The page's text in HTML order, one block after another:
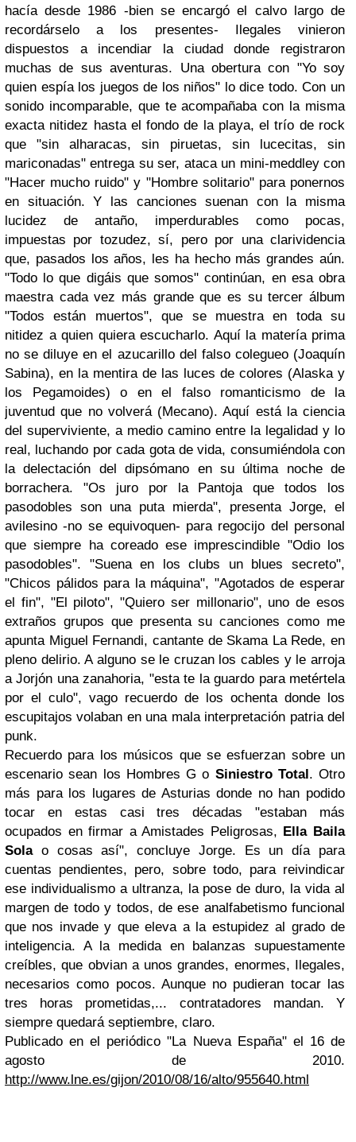
hacía desde 1986 -bien se encargó el calvo largo de
recordárselo a los presentes- Ilegales vinieron
dispuestos a incendiar la ciudad donde registraron
muchas de sus aventuras. Una obertura con "Yo soy
quien espía los juegos de los niños" lo dice todo. Con un
sonido incomparable, que te acompañaba con la misma
exacta nitidez hasta el fondo de la playa, el trío de rock
que "sin alharacas, sin piruetas, sin lucecitas, sin
mariconadas" entrega su ser, ataca un mini-meddley con
"Hacer mucho ruido" y "Hombre solitario" para ponernos
en situación. Y las canciones suenan con la misma
lucidez de antaño, imperdurables como pocas,
impuestas por tozudez, sí, pero por una clarividencia
que, pasados los años, les ha hecho más grandes aún.
"Todo lo que digáis que somos" continúan, en esa obra
maestra cada vez más grande que es su tercer álbum
"Todos están muertos", que se muestra en toda su
nitidez a quien quiera escucharlo. Aquí la matería prima
no se diluye en el azucarillo del falso colegueo (Joaquín
Sabina), en la mentira de las luces de colores (Alaska y
los Pegamoides) o en el falso romanticismo de la
juventud que no volverá (Mecano). Aquí está la ciencia
del superviviente, a medio camino entre la legalidad y lo
real, luchando por cada gota de vida, consumiéndola con
la delectación del dipsómano en su última noche de
borrachera. "Os juro por la Pantoja que todos los
pasodobles son una puta mierda", presenta Jorge, el
avilesino -no se equivoquen- para regocijo del personal
que siempre ha coreado ese imprescindible "Odio los
pasodobles". "Suena en los clubs un blues secreto",
"Chicos pálidos para la máquina", "Agotados de esperar
el fin", "El piloto", "Quiero ser millonario", uno de esos
extraños grupos que presenta su canciones como me
apunta Miguel Fernandi, cantante de Skama La Rede, en
pleno delirio. A alguno se le cruzan los cables y le arroja
a Jorjón una zanahoria, "esta te la guardo para metértela
por el culo", vago recuerdo de los ochenta donde los
escupitajos volaban en una mala interpretación patria del
punk.
Recuerdo para los músicos que se esfuerzan sobre un
escenario sean los Hombres G o Siniestro Total. Otro
más para los lugares de Asturias donde no han podido
tocar en estas casi tres décadas "estaban más
ocupados en firmar a Amistades Peligrosas, Ella Baila
Solao cosas así", concluye Jorge. Es un día para
cuentas pendientes, pero, sobre todo, para reivindicar
ese individualismo a ultranza, la pose de duro, la vida al
margen de todo y todos, de ese analfabetismo funcional
que nos invade y que eleva a la estupidez al grado de
inteligencia. A la medida en balanzas supuestamente
creíbles, que obvian a unos grandes, enormes, Ilegales,
necesarios como pocos. Aunque no pudieran tocar las
tres horas prometidas,... contratadores mandan. Y
siempre quedará septiembre, claro.
Publicado en el periódico "La Nueva España" el 16 de
agosto de 2010.
http://www.lne.es/gijon/2010/08/16/alto/955640.html